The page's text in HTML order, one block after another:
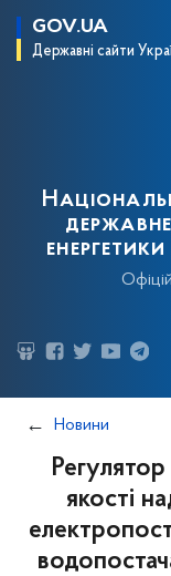
GOV.UA
Державні сайти
Новини
якості